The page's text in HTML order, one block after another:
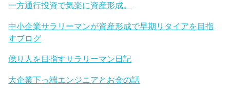
一方通行投資で気楽に資産形成。
中小企業サラリーマンが資産形成で早期リタイアを目指
すブログ
億り人を目指すサラリーマン日記
大企業下っ端エンジニアとお金の話